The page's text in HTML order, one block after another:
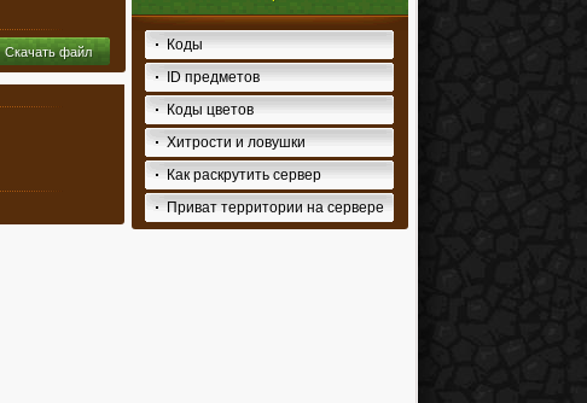
Коды
ID предметов
Коды цветов
Хитрости и ловушки
Как раскрутить сервер
Приват территории на сервере
Скачать файл